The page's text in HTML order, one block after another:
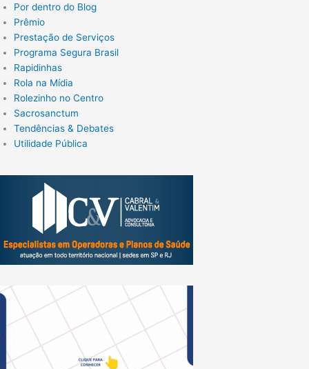
Por dentro do Blog
Prêmio
Prestação de Serviços
Programa Segura Brasil
Rapidinhas
Rola na Mídia
Rolezinho no Centro
Sacrosanctum
Tendências & Debates
Utilidade Pública